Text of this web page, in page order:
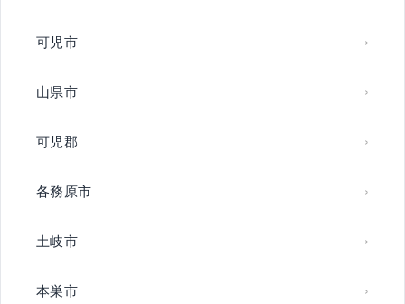
可児市
山県市
可児郡
各務原市
土岐市
本巣市